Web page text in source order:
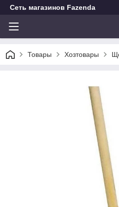
Сеть магазинов Fazenda
Товары Хозтовары